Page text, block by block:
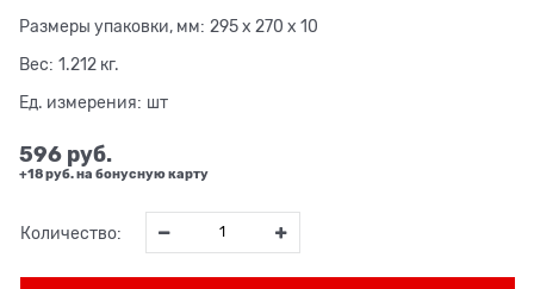
Размеры упаковки, мм: 295 x 270 x 10
Вес: 1.212 кг.
Ед. измерения: шт
596 руб.
+18 руб. на бонусную карту
Количество: